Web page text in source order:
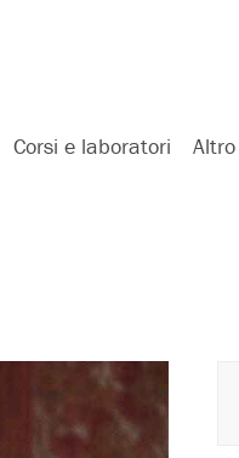
Corsi e laboratori Altro